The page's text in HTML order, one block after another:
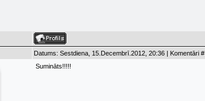
Datums: Sestdiena, 15.Decembrī.2012, 20:36 | Komentāri #
Sumināts!!!!!